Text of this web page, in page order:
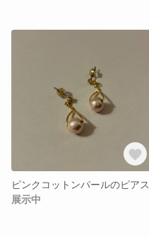
ピンクコットンパールのピアス
展示中